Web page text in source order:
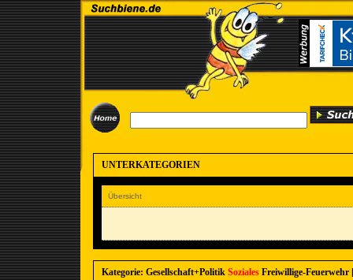
UNTERKATEGORIEN
Übersicht
Kategorie: Gesellschaft+Politik SozialesFreiwillige-Feuerwehr